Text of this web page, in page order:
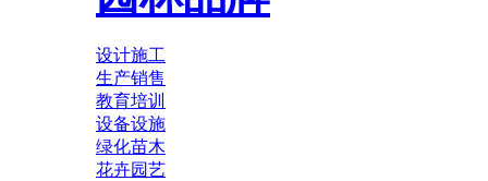
设计施工
生产销售
教育培训
设备设施
绿化苗木
花卉园艺